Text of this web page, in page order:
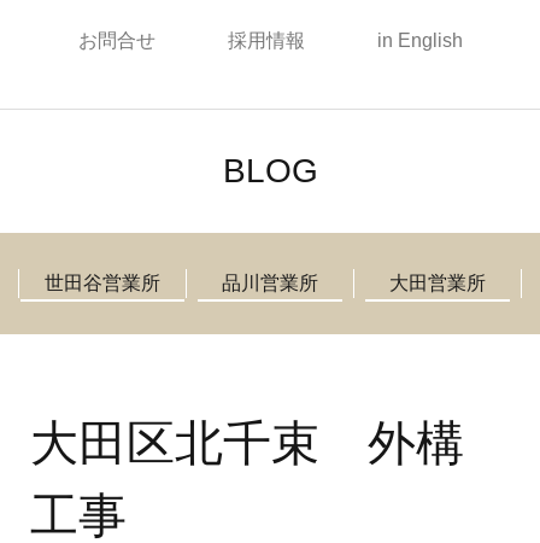
お問合せ 採用情報 in English
BLOG
世田谷営業所 品川営業所 大田営業所
大田区北千束 外構
工事